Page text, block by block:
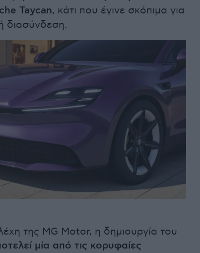
Taycan, κάτι που έγινε σκόπιμα για
διασύνδεση.
της MG Motor, η δημιουργία του
μία από τις κορυφαίες